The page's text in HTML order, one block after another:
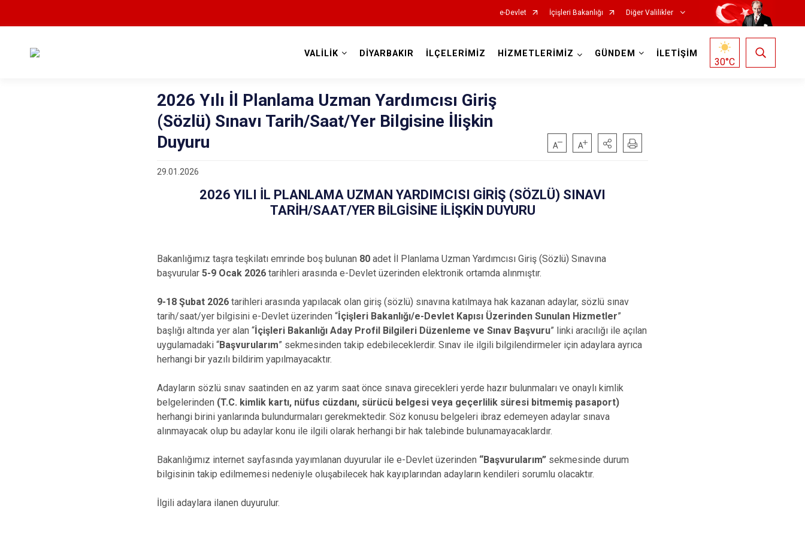
e-Devlet İçişleri Bakanlığı Diğer Valilikler
VALİLİK DİYARBAKIR İLÇELERİMİZ HİZMETLERİMİZ GÜNDEM İLETİŞİM
30°C
2026 Yılı İl Planlama Uzman Yardımcısı Giriş
(Sözlü) Sınavı Tarih/Saat/Yer Bilgisine İlişkin
Duyuru
29.01.2026
2026 YILI İL PLANLAMA UZMAN YARDIMCISI GİRİŞ (SÖZLÜ) SINAVI
TARİH/SAAT/YER BİLGİSİNE İLİŞKİN DUYURU
Bakanlığımız taşra teşkilatı emrinde boş bulunan 80 adet İl Planlama Uzman Yardımcısı Giriş (Sözlü) Sınavına
başvurular 5-9 Ocak 2026 tarihleri arasında e-Devlet üzerinden elektronik ortamda alınmıştır.
9-18 Şubat 2026 tarihleri arasında yapılacak olan giriş (sözlü) sınavına katılmaya hak kazanan adaylar, sözlü sınav
tarih/saat/yer bilgisini e-Devlet üzerinden “İçişleri Bakanlığı/e-Devlet Kapısı Üzerinden Sunulan Hizmetler”
başlığı altında yer alan “İçişleri Bakanlığı Aday Profil Bilgileri Düzenleme ve Sınav Başvuru” linki aracılığı ile açılan
uygulamadaki “Başvurularım” sekmesinden takip edebileceklerdir. Sınav ile ilgili bilgilendirmeler için adaylara ayrıca
herhangi bir yazılı bildirim yapılmayacaktır.
Adayların sözlü sınav saatinden en az yarım saat önce sınava girecekleri yerde hazır bulunmaları ve onaylı kimlik
belgelerinden (T.C. kimlik kartı, nüfus cüzdanı, sürücü belgesi veya geçerlilik süresi bitmemiş pasaport)
herhangi birini yanlarında bulundurmaları gerekmektedir. Söz konusu belgeleri ibraz edemeyen adaylar sınava
alınmayacak olup bu adaylar konu ile ilgili olarak herhangi bir hak talebinde bulunamayacaklardır.
Bakanlığımız internet sayfasında yayımlanan duyurular ile e-Devlet üzerinden “Başvurularım” sekmesinde durum
bilgisinin takip edilmemesi nedeniyle oluşabilecek hak kayıplarından adayların kendileri sorumlu olacaktır.
İlgili adaylara ilanen duyurulur.